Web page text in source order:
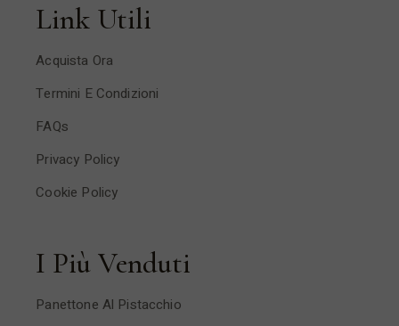
Link Utili
Acquista Ora
Termini E Condizioni
FAQs
Privacy Policy
Cookie Policy
I Più Venduti
Panettone Al Pistacchio